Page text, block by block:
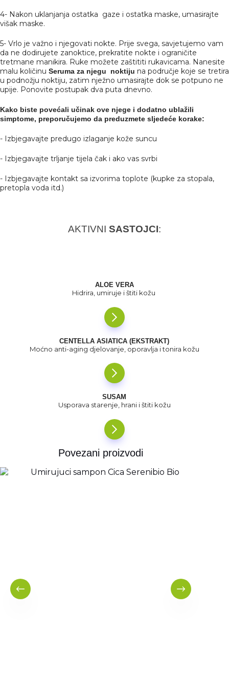
4- Nakon uklanjanja ostatka gaze i ostatka maske, umasirajte
višak maske.
5- Vrlo je važno i njegovati nokte. Prije svega, savjetujemo vam
da ne dodirujete zanoktice, prekratite nokte i ograničite
tretmane manikira. Ruke možete zaštititi rukavicama. Nanesite
malu količinu Seruma za njegu noktiju na područje koje se tretira
u podnožju noktiju, zatim nježno umasirajte dok se potpuno ne
upije. Ponovite postupak dva puta dnevno.
Kako biste povećali učinak ove njege i dodatno ublažili
simptome, preporučujemo da preduzmete sljedeće korake:
- Izbjegavajte predugo izlaganje kože suncu
- Izbjegavajte trljanje tijela čak i ako vas svrbi
- Izbjegavajte kontakt sa izvorima toplote (kupke za stopala,
pretopla voda itd.)
AKTIVNI SASTOJCI:
ALOE VERA
Hidrira, umiruje i štiti kožu
CENTELLA ASIATICA (EKSTRAKT)
Moćno anti-aging djelovanje, oporavlja i tonira kožu
SUSAM
Usporava starenje, hrani i štiti kožu
Povezani proizvodi